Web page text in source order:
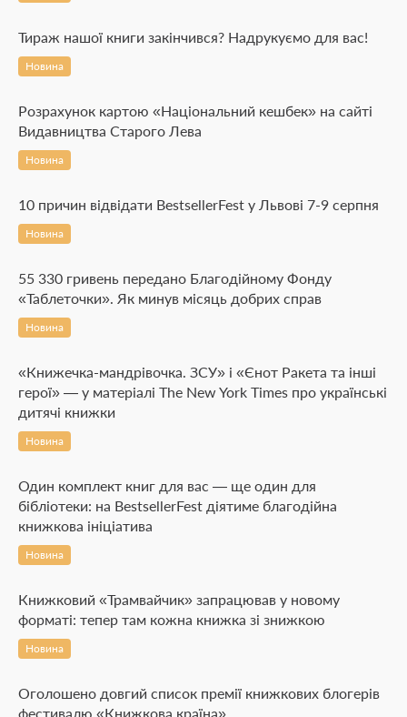
Тираж нашої книги закінчився? Надрукуємо для вас!
Новина
Розрахунок картою «Національний кешбек» на сайті
Видавництва Старого Лева
Новина
10 причин відвідати BestsellerFest у Львові 7-9 серпня
Новина
55 330 гривень передано Благодійному Фонду
«Таблеточки». Як минув місяць добрих справ
Новина
«Книжечка-мандрівочка. ЗСУ» і «Єнот Ракета та інші
герої» — у матеріалі The New York Times про українські
дитячі книжки
Новина
Один комплект книг для вас — ще один для
бібліотеки: на BestsellerFest діятиме благодійна
книжкова ініціатива
Новина
Книжковий «Трамвайчик» запрацював у новому
форматі: тепер там кожна книжка зі знижкою
Новина
Оголошено довгий список премії книжкових блогерів
фестивалю «Книжкова країна»